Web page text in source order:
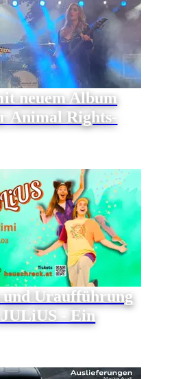
neuem Album
Animal Rights-
und Uraufführung
- Ein